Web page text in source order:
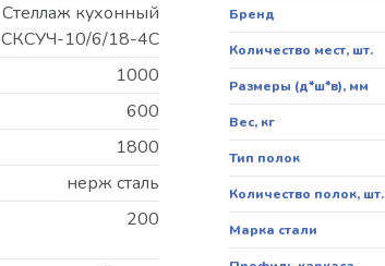
Стеллаж кухонный
СКСУЧ-10/6/18-4С
1000
600
1800
нерж сталь
200
Бренд
Количество мест, шт.
Размеры (д*ш*в), мм
Вес, кг
Тип полок
Количество полок, шт.
Марка стали